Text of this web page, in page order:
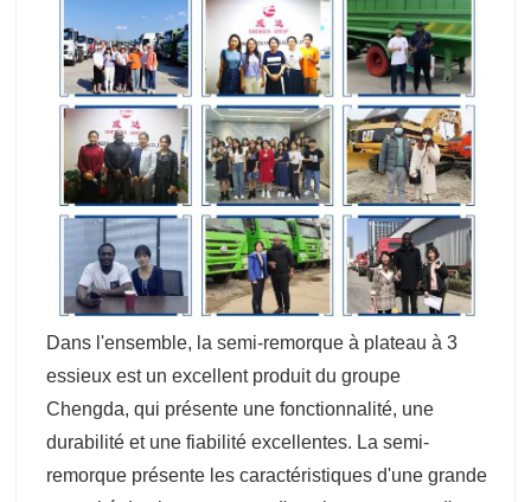
Dans l'ensemble, la semi-remorque à plateau à 3
essieux est un excellent produit du groupe
Chengda, qui présente une fonctionnalité, une
durabilité et une fiabilité excellentes. La semi-
remorque présente les caractéristiques d'une grande